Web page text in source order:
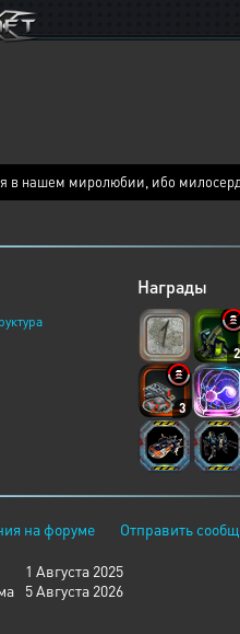
в нашем миролюбии, ибо
Награды
2
3
на форуме Отправить
1 Августа 2025
5 Августа 2026